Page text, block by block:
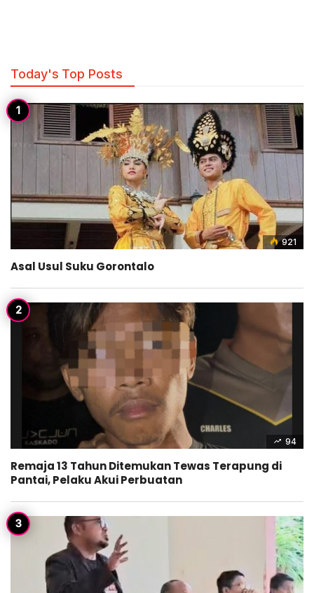
Today's Top Posts
921
Asal Usul Suku Gorontalo
94
Remaja 13 Tahun Ditemukan Tewas Terapung di
Pantai, Pelaku Akui Perbuatan